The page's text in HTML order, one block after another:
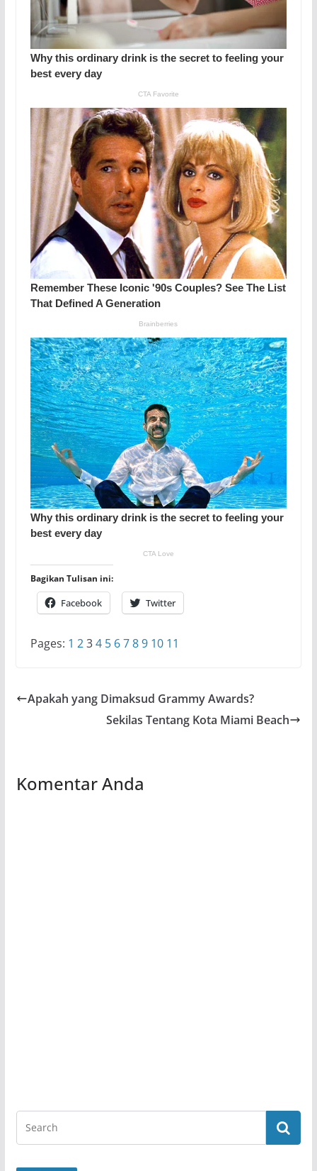
Bagikan Tulisan ini:
Facebook Twitter
Pages: 1 234 5 6789 10 11
Apakah yang Dimaksud Grammy Awards?
Sekilas Tentang Kota Miami Beach
Komentar Anda